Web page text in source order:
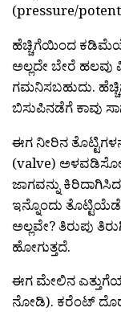
(pressure/
ಹೆಚ್ಚಿಗೆಯಿಂದ
ಅಲ್ಲದೇ ಬೇರೆ ಹಲವು
ಗಮನಿಸಬಹುದು.
ಬಿಸುಪಿನಡೆಗೆ ಕಾವು
ಈಗ ನೀರಿನ
(valve)
ಜಾಗವನ್ನು
ಇನ್ನೊಂದು
ಅಲ್ಲವೇ? ತಿರುಪು
ಹೋಗುತ್ತದೆ.
ಈಗ ಮೇಲಿನ
ನೋಡಿ). ಕರೆಂಟ್